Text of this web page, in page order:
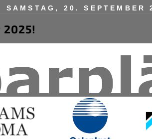
SAMSTAG, 20. SEPTEMBER
2025!